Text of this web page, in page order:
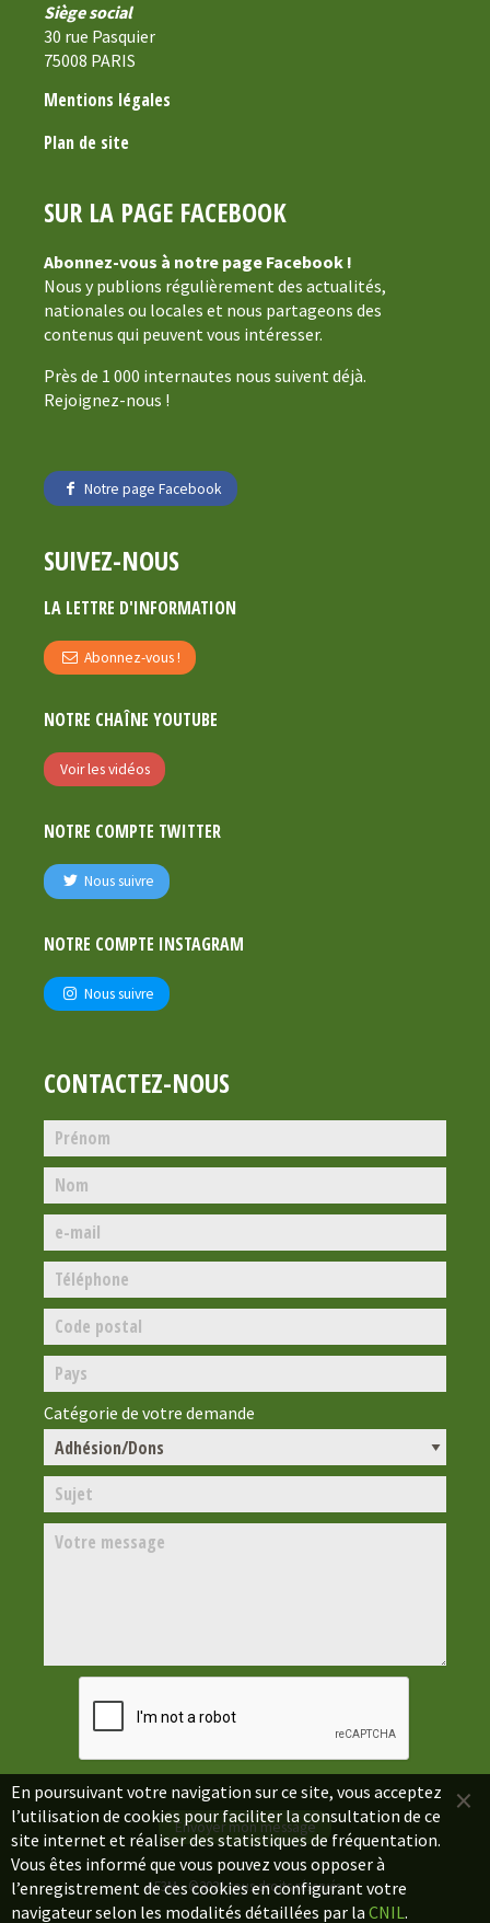
Siège social
30 rue Pasquier
75008 PARIS
Mentions légales
Plan de site
SUR LA PAGE FACEBOOK
Abonnez-vous à notre page Facebook !
Nous y publions régulièrement des actualités,
nationales ou locales et nous partageons des
contenus qui peuvent vous intéresser.
Près de 1 000 internautes nous suivent déjà.
Rejoignez-nous !
Notre page Facebook
SUIVEZ-NOUS
LA LETTRE D'INFORMATION
Abonnez-vous !
NOTRE CHAÎNE YOUTUBE
Voir les vidéos
NOTRE COMPTE TWITTER
Nous suivre
NOTRE COMPTE INSTAGRAM
Nous suivre
CONTACTEZ-NOUS
Catégorie de votre demande
AF3M - ©2021 tous droits réservés.
×
En poursuivant votre navigation sur ce site, vous acceptez
l’utilisation de cookies pour faciliter la consultation de ce
site internet et réaliser des statistiques de fréquentation.
Vous êtes informé que vous pouvez vous opposer à
l’enregistrement de ces cookies en configurant votre
navigateur selon les modalités détaillées par la CNIL.